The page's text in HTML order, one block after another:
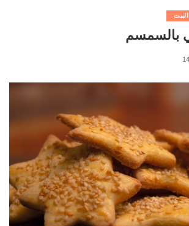
بالسمسم